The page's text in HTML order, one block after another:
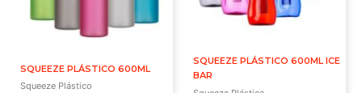
SQUEEZE PLÁSTICO 600ML
Squeeze Plástico
SQUEEZE PLÁSTICO 600ML ICE
BAR